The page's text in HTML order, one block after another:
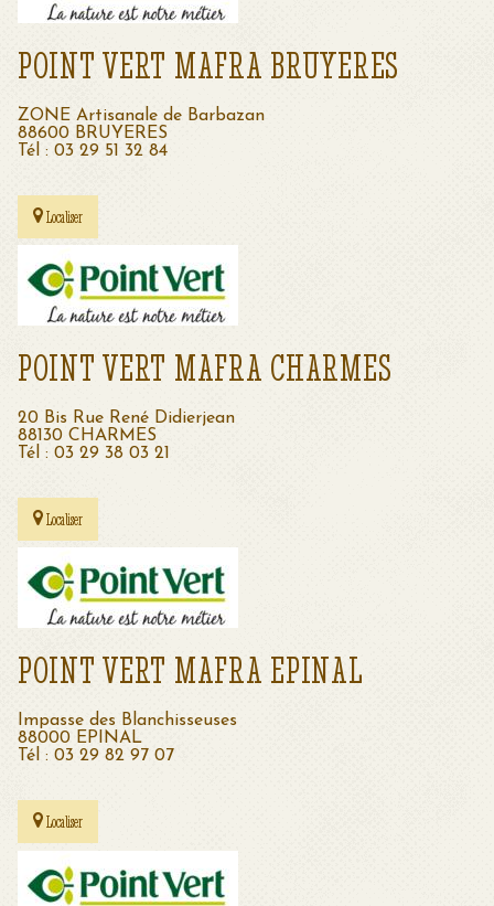
POINT VERT MAFRA BRUYERES
ZONE Artisanale de Barbazan
88600 BRUYERES
Tél : 03 29 51 32 84
Localiser
POINT VERT MAFRA CHARMES
20 Bis Rue René Didierjean
88130 CHARMES
Tél : 03 29 38 03 21
Localiser
POINT VERT MAFRA EPINAL
Impasse des Blanchisseuses
88000 EPINAL
Tél : 03 29 82 97 07
Localiser